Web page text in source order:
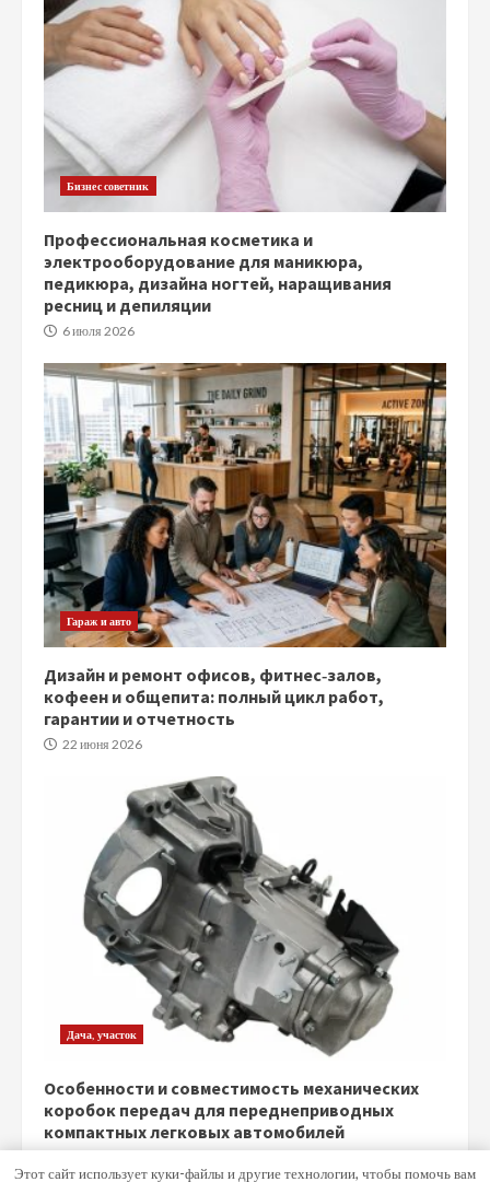
Бизнес советник
Профессиональная косметика и
электрооборудование для маникюра,
педикюра, дизайна ногтей, наращивания
ресниц и депиляции
6 июля 2026
Гараж и авто
Дизайн и ремонт офисов, фитнес‑залов,
кофеен и общепита: полный цикл работ,
гарантии и отчетность
22 июня 2026
Дача, участок
Особенности и совместимость механических
коробок передач для переднеприводных
компактных легковых автомобилей
Этот сайт использует куки-файлы и другие технологии, чтобы помочь вам